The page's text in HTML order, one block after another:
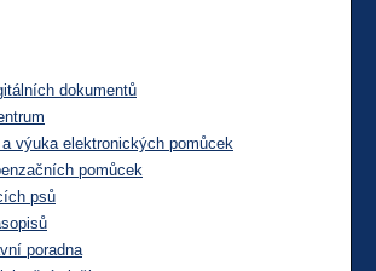
dokumentů
výuka elektronických pomůcek
pomůcek
psů
poradna